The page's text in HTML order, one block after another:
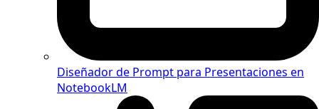
Diseñador de Prompt para Presentaciones en
NotebookLM